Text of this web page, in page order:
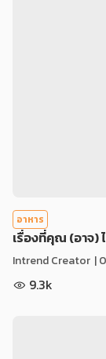
อาหาร
เรื่องที่คุณ (อาจ)
Intrend Creator |
9.3k